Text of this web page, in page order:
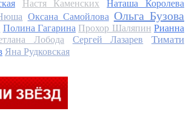
Настя Каменских
Наташа Королева
Оксана Самойлова Ольга Бузова
Полина Гагарина Прохор Шаляпин Рианна
Лобода Сергей Лазарев
Тимати
Яна Рудковская